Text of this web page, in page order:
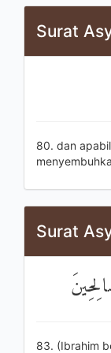
Surat
80. dan
Surat
83. (Ibrahim